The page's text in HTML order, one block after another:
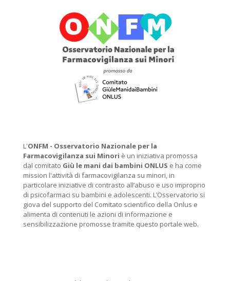
L'ONFM - Osservatorio Nazionale per la
Farmacovigilanza sui Minori è un iniziativa promossa
dal comitato Giù le mani dai bambini ONLUS e ha come
mission l'attività di farmacovigilanza su minori, in
particolare iniziative di contrasto all’abuso e uso improprio
di psicofarmaci su bambini e adolescenti. L’Osservatorio si
giova del supporto del Comitato scientifico della Onlus e
alimenta di contenuti le azioni di informazione e
sensibilizzazione promosse tramite questo portale web.